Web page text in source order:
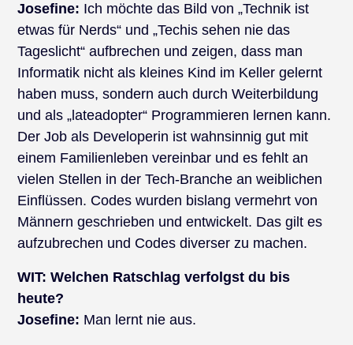
Josefine: Ich möchte das Bild von „Technik ist
etwas für Nerds“ und „Techis sehen nie das
Tageslicht“ aufbrechen und zeigen, dass man
Informatik nicht als kleines Kind im Keller gelernt
haben muss, sondern auch durch Weiterbildung
und als „lateadopter“ Programmieren lernen kann.
Der Job als Developerin ist wahnsinnig gut mit
einem Familienleben vereinbar und es fehlt an
vielen Stellen in der Tech-Branche an weiblichen
Einflüssen. Codes wurden bislang vermehrt von
Männern geschrieben und entwickelt. Das gilt es
aufzubrechen und Codes diverser zu machen.
WIT: Welchen Ratschlag verfolgst du bis
heute?
Josefine: Man lernt nie aus.